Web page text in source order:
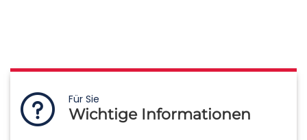
Für Sie
Wichtige Informationen